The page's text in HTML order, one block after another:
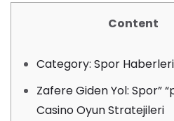
Content
Category: Spor Haberleri
Zafere Giden Yol: Spor”
Casino Oyun Stratejileri